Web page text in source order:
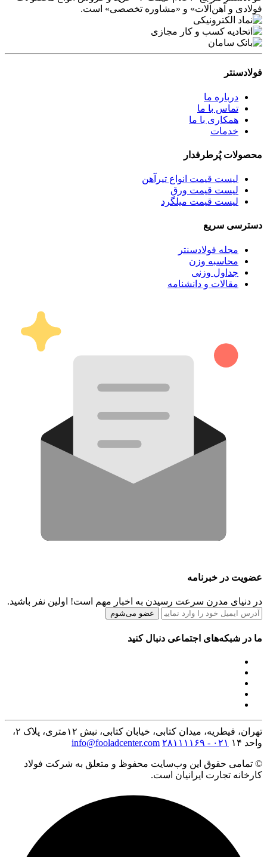
فولادی و آهن‌آلات» و «مشاوره تخصصی» است.
فولادسنتر
درباره ما
تماس با ما
همکاری با ما
خدمات
محصولات پُرطرفدار
لیست قیمت انواع تیرآهن
لیست قیمت ورق
لیست قیمت میلگرد
دسترسی سریع
مجله فولادسنتر
محاسبه وزن
جداول وزنی
مقالات و دانشنامه
عضویت در خبرنامه
در دنیای مدرن سرعت رسیدن به اخبار مهم است! اولین نفر باشید.
عضو می‌شوم
ما در شبکه‌های اجتماعی دنبال کنید
تهران، قیطریه، میدان کتابی، خیابان کتابی، نبش ۱۲متری، پلاک ۲،
واحد ۱۴
۰۲۱ - ۲۸۱۱۱۱۶۹ info@fooladcenter.com
© تمامی حقوق این وب‌سایت محفوظ و متعلق به شرکت فولاد
کارخانه تجارت ایرانیان است.